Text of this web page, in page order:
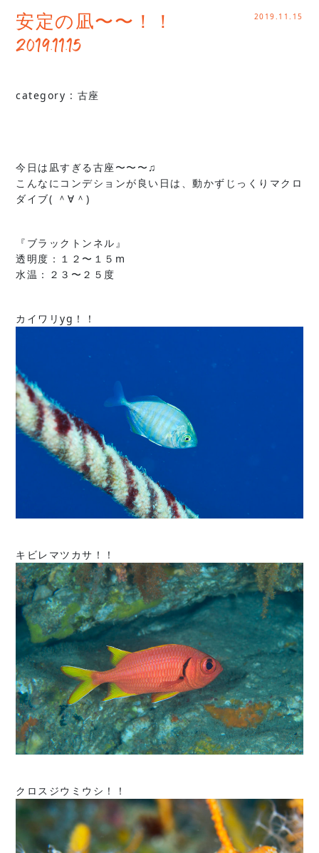
安定の凪〜〜！！
2019.11.15
2019.11.15
category : 古座
今日は凪すぎる古座〜〜〜♫
こんなにコンデションが良い日は、動かずじっくりマクロ
ダイブ( ＾∀＾)
『ブラックトンネル』
透明度：１２〜１５m
水温：２３〜２５度
カイワリyg！！
キビレマツカサ！！
クロスジウミウシ！！